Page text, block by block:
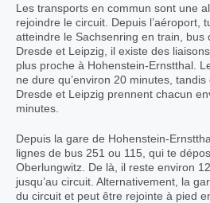
Les transports en commun sont une
rejoindre le circuit. Depuis l’aéroport,
atteindre le Sachsenring en train, bus
Dresde et Leipzig, il existe des
plus proche à Hohenstein-Ernstthal.
ne dure qu’environ 20 minutes,
Dresde et Leipzig prennent chacun
minutes.
Depuis la gare de Hohenstein-
lignes de bus 251 ou 115, qui te
Oberlungwitz. De là, il reste environ
jusqu’au circuit. Alternativement, la
du circuit et peut être rejointe à pied